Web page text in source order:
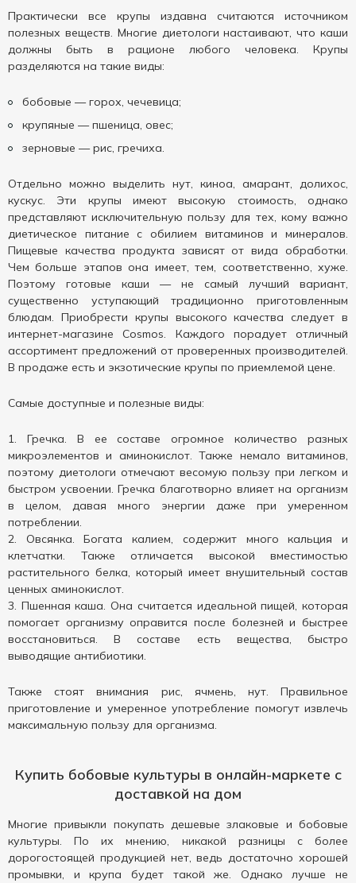
Практически все крупы издавна считаются источником
полезных веществ. Многие диетологи настаивают, что каши
должны быть в рационе любого человека. Крупы
разделяются на такие виды:
бобовые — горох, чечевица;
крупяные — пшеница, овес;
зерновые — рис, гречиха.
Отдельно можно выделить нут, киноа, амарант, долихос,
кускус. Эти крупы имеют высокую стоимость, однако
представляют исключительную пользу для тех, кому важно
диетическое питание с обилием витаминов и минералов.
Пищевые качества продукта зависят от вида обработки.
Чем больше этапов она имеет, тем, соответственно, хуже.
Поэтому готовые каши — не самый лучший вариант,
существенно уступающий традиционно приготовленным
блюдам. Приобрести крупы высокого качества следует в
интернет-магазине Cosmos. Каждого порадует отличный
ассортимент предложений от проверенных производителей.
В продаже есть и экзотические крупы по приемлемой цене.
Самые доступные и полезные виды:
Гречка. В ее составе огромное количество разных
микроэлементов и аминокислот. Также немало витаминов,
поэтому диетологи отмечают весомую пользу при легком и
быстром усвоении. Гречка благотворно влияет на организм
в целом, давая много энергии даже при умеренном
потреблении.
Овсянка. Богата калием, содержит много кальция и
клетчатки. Также отличается высокой вместимостью
растительного белка, который имеет внушительный состав
ценных аминокислот.
Пшенная каша. Она считается идеальной пищей, которая
помогает организму оправится после болезней и быстрее
восстановиться. В составе есть вещества, быстро
выводящие антибиотики.
Также стоят внимания рис, ячмень, нут. Правильное
приготовление и умеренное употребление помогут извлечь
максимальную пользу для организма.
Купить бобовые культуры в онлайн-маркете с
доставкой на дом
Многие привыкли покупать дешевые злаковые и бобовые
культуры. По их мнению, никакой разницы с более
дорогостоящей продукцией нет, ведь достаточно хорошей
промывки, и крупа будет такой же. Однако лучше не